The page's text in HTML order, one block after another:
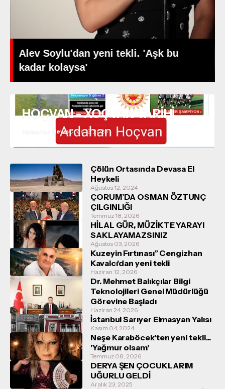
Alev Soylu'dan yeni tekli. 'Aşk bu
kadar kolaysa'
HOÇVAN - XOÇVAN TARİHİ
Haberler NewsOcak 13, 2025
Çölün Ortasında Devasa El
Heykeli
Ağustos 12, 2024
ÇORUM’DA OSMAN ÖZTUNÇ
ÇILGINLIĞI
Temmuz 18, 2026
HİLAL GÜR, MÜZİKTE YARAYI
SAKLAYAMAZSINIZ
Ağustos 03, 2026
Kuzeyin Fırtınası” Cengizhan
Kavalcı'dan yeni tekli
Haziran 12, 2026
Dr. Mehmet Balıkçılar Bilgi
Teknolojileri Genel Müdürlüğü
Görevine Başladı
Haziran 24, 2026
İstanbul Sarıyer Elmasyan Yalısı
Kasım 04, 2024
Neşe Karaböcek'ten yeni tekli...
'Yağmur olsam'
Temmuz 08, 2026
DERYA ŞEN ÇOCUKLARIM
UĞURLU GELDİ
Aralık 23, 2025